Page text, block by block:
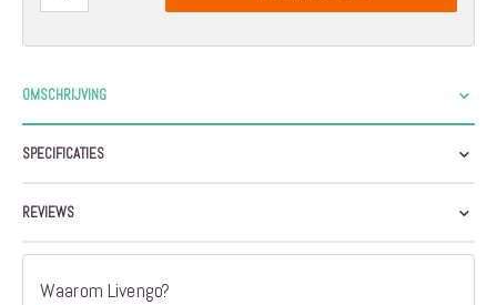
OMSCHRIJVING
SPECIFICATIES
REVIEWS
Waarom Livengo?